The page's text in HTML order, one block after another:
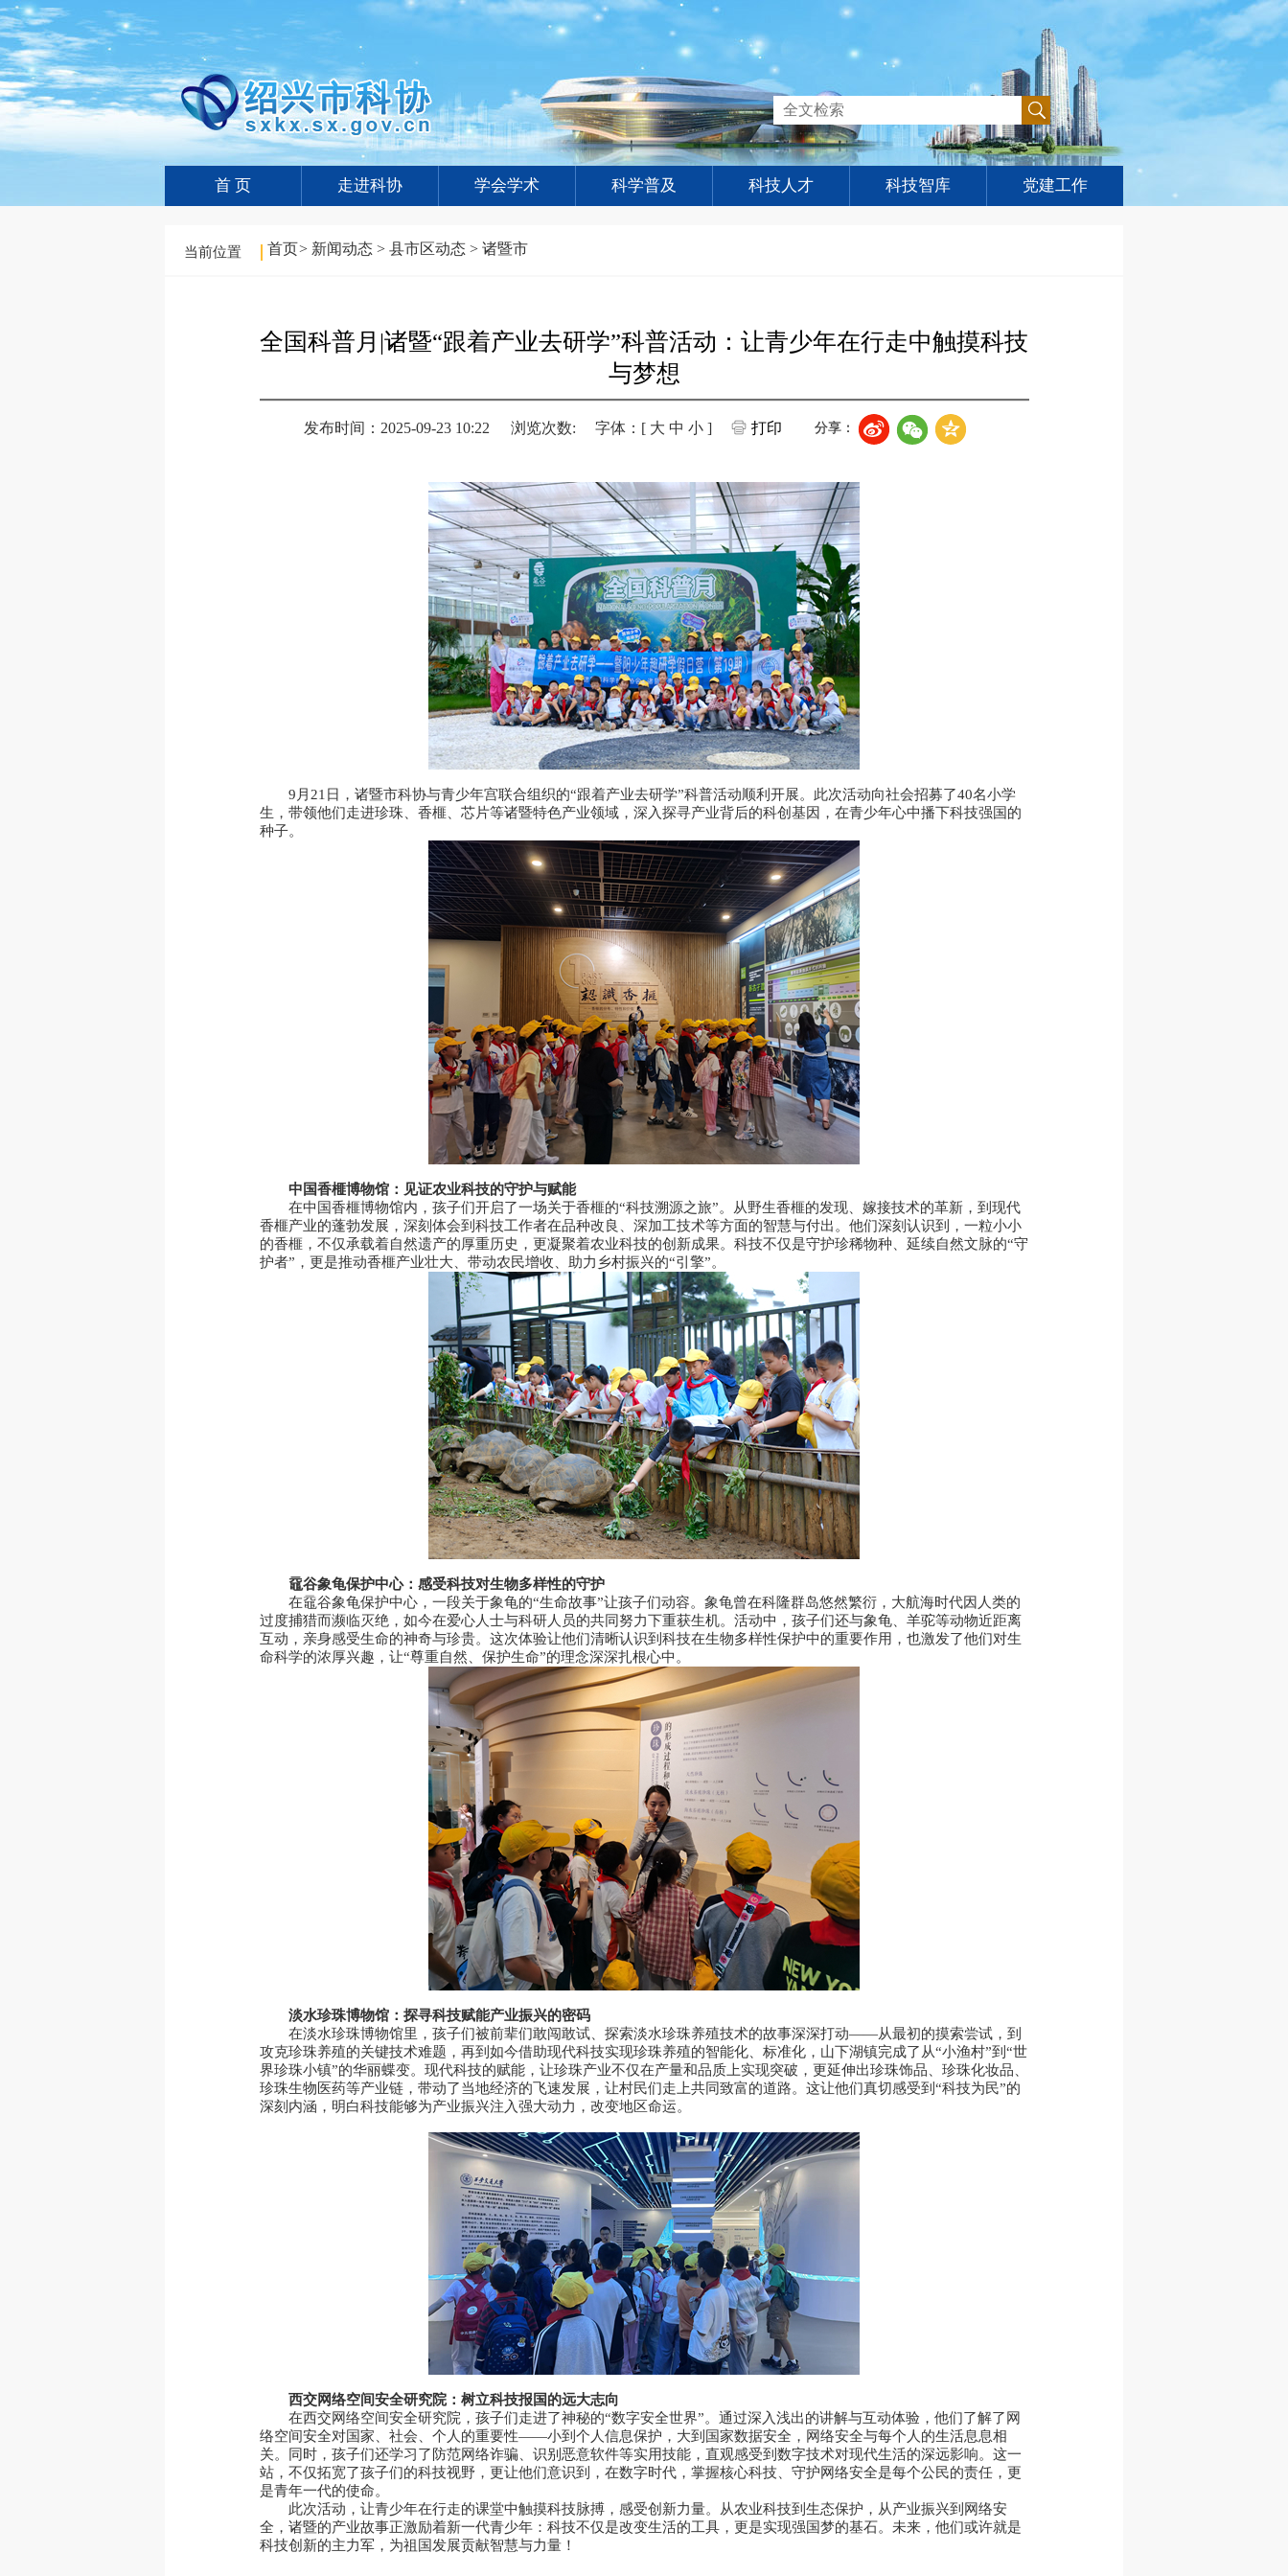
首 页 走进科协 学会学术 科学普及 科技人才 科技智库 党建工作
当前位置 首页> 新闻动态 > 县市区动态 > 诸暨市
全国科普月|诸暨“跟着产业去研学”科普活动：让青少年在行走中触摸科技
与梦想
发布时间：2025-09-23 10:22 浏览次数: 字体：[ 大 中 小] 打印 分享：
9月21日，诸暨市科协与青少年宫联合组织的“跟着产业去研学”科普活动顺利开展。此次活动向社会招募了40名小学
生，带领他们走进珍珠、香榧、芯片等诸暨特色产业领域，深入探寻产业背后的科创基因，在青少年心中播下科技强国的
种子。
中国香榧博物馆：见证农业科技的守护与赋能
在中国香榧博物馆内，孩子们开启了一场关于香榧的“科技溯源之旅”。从野生香榧的发现、嫁接技术的革新，到现代
香榧产业的蓬勃发展，深刻体会到科技工作者在品种改良、深加工技术等方面的智慧与付出。他们深刻认识到，一粒小小
的香榧，不仅承载着自然遗产的厚重历史，更凝聚着农业科技的创新成果。科技不仅是守护珍稀物种、延续自然文脉的“守
护者”，更是推动香榧产业壮大、带动农民增收、助力乡村振兴的“引擎”。
黿谷象龟保护中心：感受科技对生物多样性的守护
在黿谷象龟保护中心，一段关于象龟的“生命故事”让孩子们动容。象龟曾在科隆群岛悠然繁衍，大航海时代因人类的
过度捕猎而濒临灭绝，如今在爱心人士与科研人员的共同努力下重获生机。活动中，孩子们还与象龟、羊驼等动物近距离
互动，亲身感受生命的神奇与珍贵。这次体验让他们清晰认识到科技在生物多样性保护中的重要作用，也激发了他们对生
命科学的浓厚兴趣，让“尊重自然、保护生命”的理念深深扎根心中。
淡水珍珠博物馆：探寻科技赋能产业振兴的密码
在淡水珍珠博物馆里，孩子们被前辈们敢闯敢试、探索淡水珍珠养殖技术的故事深深打动——从最初的摸索尝试，到
攻克珍珠养殖的关键技术难题，再到如今借助现代科技实现珍珠养殖的智能化、标准化，山下湖镇完成了从“小渔村”到“世
界珍珠小镇”的华丽蝶变。现代科技的赋能，让珍珠产业不仅在产量和品质上实现突破，更延伸出珍珠饰品、珍珠化妆品、
珍珠生物医药等产业链，带动了当地经济的飞速发展，让村民们走上共同致富的道路。这让他们真切感受到“科技为民”的
深刻内涵，明白科技能够为产业振兴注入强大动力，改变地区命运。
西交网络空间安全研究院：树立科技报国的远大志向
在西交网络空间安全研究院，孩子们走进了神秘的“数字安全世界”。通过深入浅出的讲解与互动体验，他们了解了网
络空间安全对国家、社会、个人的重要性——小到个人信息保护，大到国家数据安全，网络安全与每个人的生活息息相
关。同时，孩子们还学习了防范网络诈骗、识别恶意软件等实用技能，直观感受到数字技术对现代生活的深远影响。这一
站，不仅拓宽了孩子们的科技视野，更让他们意识到，在数字时代，掌握核心科技、守护网络安全是每个公民的责任，更
是青年一代的使命。
此次活动，让青少年在行走的课堂中触摸科技脉搏，感受创新力量。从农业科技到生态保护，从产业振兴到网络安
全，诸暨的产业故事正激励着新一代青少年：科技不仅是改变生活的工具，更是实现强国梦的基石。未来，他们或许就是
科技创新的主力军，为祖国发展贡献智慧与力量！